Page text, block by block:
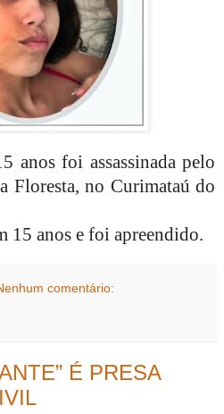
anos foi assassinada pelo
Floresta, no Curimataú do
15 anos e foi apreendido.
comentário:
É PRESA